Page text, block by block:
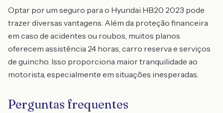
Optar por um seguro para o Hyundai HB20 2023 pode
trazer diversas vantagens. Além da proteção financeira
em caso de acidentes ou roubos, muitos planos
oferecem assistência 24 horas, carro reserva e serviços
de guincho. Isso proporciona maior tranquilidade ao
motorista, especialmente em situações inesperadas.
Perguntas frequentes